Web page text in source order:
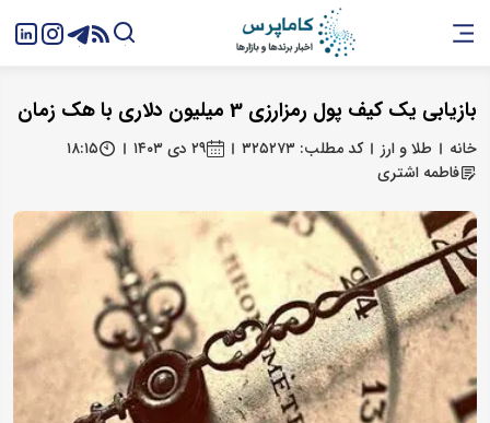
بازیابی یک کیف پول رمزارزی 3 میلیون دلاری با هک زمان
خانه طلا و ارز کد مطلب: ۳۲۵۲۷۳ ۲۹ دی ۱۴۰۳
۱۸:۱۵
فاطمه اشتری